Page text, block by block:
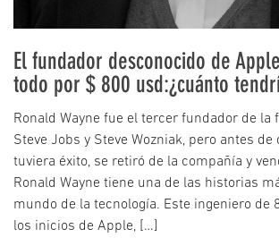
El fundador desconocido de
todo por $ 800 usd:¿cuánto
Ronald Wayne fue el tercer fundador de la
Steve Jobs y Steve Wozniak, pero antes de
tuviera éxito, se retiró de la compañía y
Ronald Wayne tiene una de las historias
mundo de la tecnología. Este ingeniero de
los inicios de Apple, […]